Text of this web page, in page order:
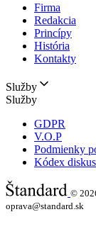
Firma
Redakcia
Princípy
História
Kontakty
Služby
Služby
GDPR
V.O.P
Podmienky
Kódex
©
oprava@standard.sk